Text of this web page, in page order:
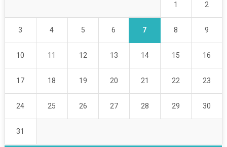
1 2
3 4 5 6 7 8 9
10 11 12 13 14 15 16
17 18 19 20 21 22 23
24 25 26 27 28 29 30
31